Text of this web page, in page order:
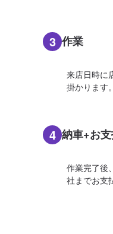
3 作業
来店日時に
掛かります。
4 納車+お
作業完了後
社までお支